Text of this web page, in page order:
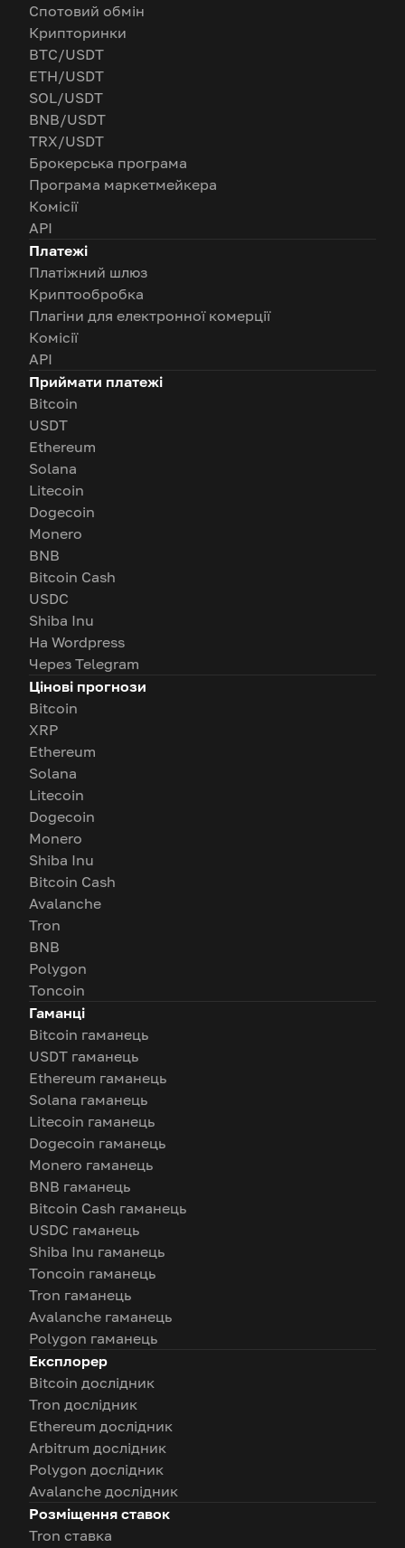
Спотовий обмін
Крипторинки
BTC/USDT
ETH/USDT
SOL/USDT
BNB/USDT
TRX/USDT
Брокерська програма
Програма маркетмейкера
Комісії
API
Платежі
Платіжний шлюз
Криптообробка
Плагіни для електронної комерції
Комісії
API
Приймати платежі
Bitcoin
USDT
Ethereum
Solana
Litecoin
Dogecoin
Monero
BNB
Bitcoin Cash
USDC
Shiba Inu
На Wordpress
Через Telegram
Цінові прогнози
Bitcoin
XRP
Ethereum
Solana
Litecoin
Dogecoin
Monero
Shiba Inu
Bitcoin Cash
Avalanche
Tron
BNB
Polygon
Toncoin
Гаманці
Bitcoin гаманець
USDT гаманець
Ethereum гаманець
Solana гаманець
Litecoin гаманець
Dogecoin гаманець
Monero гаманець
BNB гаманець
Bitcoin Cash гаманець
USDC гаманець
Shiba Inu гаманець
Toncoin гаманець
Tron гаманець
Avalanche гаманець
Polygon гаманець
Експлорер
Bitcoin дослідник
Tron дослідник
Ethereum дослідник
Arbitrum дослідник
Polygon дослідник
Avalanche дослідник
Розміщення ставок
Tron ставка